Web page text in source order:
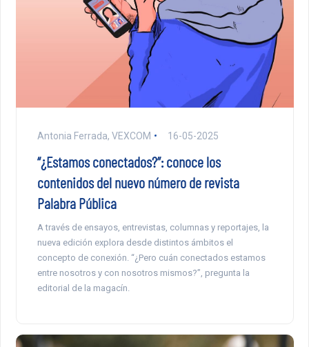
Antonia Ferrada, VEXCOM 16-05-2025
“¿Estamos conectados?”: conoce los
contenidos del nuevo número de revista
Palabra Pública
A través de ensayos, entrevistas, columnas y reportajes, la
nueva edición explora desde distintos ámbitos el
concepto de conexión. “¿Pero cuán conectados estamos
entre nosotros y con nosotros mismos?”, pregunta la
editorial de la magacín.